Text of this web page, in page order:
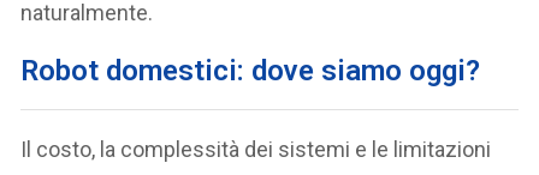
naturalmente.
Robot domestici: dove siamo oggi?
Il costo, la complessità dei sistemi e le limitazioni